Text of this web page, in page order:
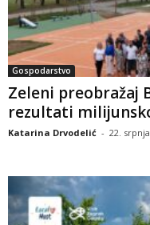
Gospodarstvo
Zeleni preobražaj
rezultati
Katarina Drvodelić - 22.